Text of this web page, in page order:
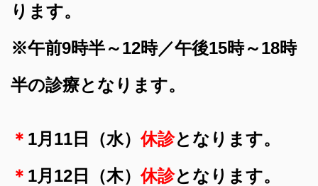
ります。
※午前9時半～12時／午後15時～18時
半の診療となります。
＊ 1月11日（水）休診となります。
＊ 1月12日（木）休診となります。